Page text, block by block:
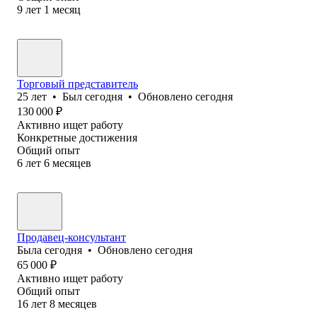
9 лет 1 месяц
Торговый представитель
25 лет • Был сегодня • Обновлено сегодня
130 000 ₽
Активно ищет работу
Конкретные достижения
Общий опыт
6 лет 6 месяцев
Продавец-консультант
Была сегодня • Обновлено сегодня
65 000 ₽
Активно ищет работу
Общий опыт
16 лет 8 месяцев